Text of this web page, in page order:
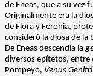
de Eneas, que a su vez
Originalmente era la
de Flora y Feronia,
consideró la diosa de la
De Eneas descendía la
diversos epítetos, entre
Pompeyo, Venus